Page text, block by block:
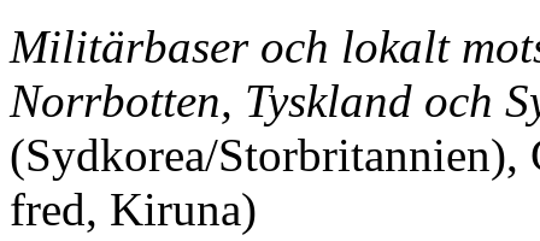
Militärbaser och lokalt
Norrbotten, Tyskland och
(Sydkorea/
fred, Kiruna)